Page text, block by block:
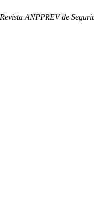
Revista ANPPREV de